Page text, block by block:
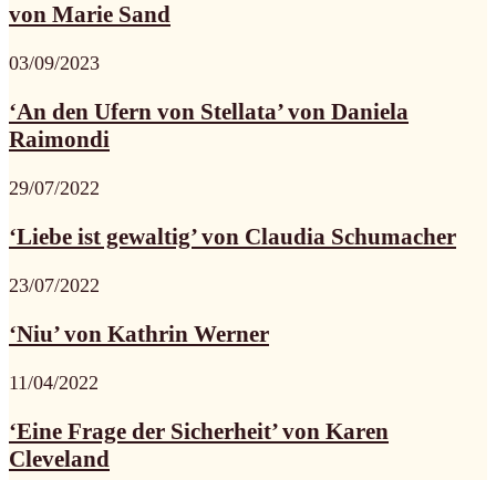
von Marie Sand
03/09/2023
‘An den Ufern von Stellata’ von Daniela
Raimondi
29/07/2022
‘Liebe ist gewaltig’ von Claudia Schumacher
23/07/2022
‘Niu’ von Kathrin Werner
11/04/2022
‘Eine Frage der Sicherheit’ von Karen
Cleveland